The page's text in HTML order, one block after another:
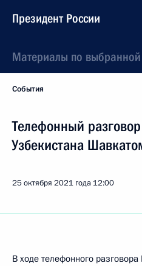
Президент России
Материалы по
События
Телефонный
Узбекистана
25 октября 2021 года 12:00
В ходе телефонного